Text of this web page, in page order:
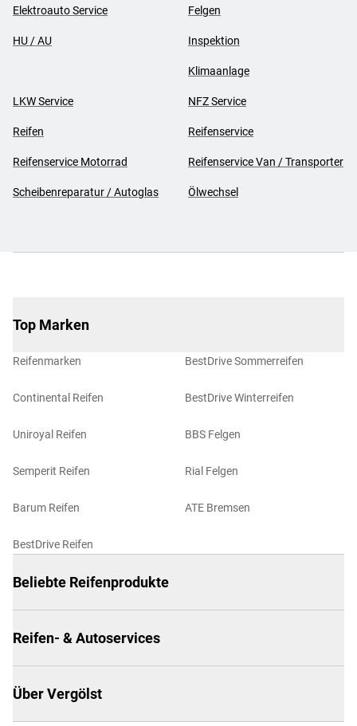
Elektroauto Service Felgen
HU / AU Inspektion
Klimaanlage
LKW Service NFZ Service
Reifen Reifenservice
Reifenservice Motorrad Reifenservice Van / Transporter
Scheibenreparatur / Autoglas Ölwechsel
Top Marken
Reifenmarken
Continental Reifen
Uniroyal Reifen
Semperit Reifen
Barum Reifen
BestDrive Reifen
BestDrive Sommerreifen
BestDrive Winterreifen
BBS Felgen
Rial Felgen
ATE Bremsen
Beliebte Reifenprodukte
Reifen- & Autoservices
Über Vergölst